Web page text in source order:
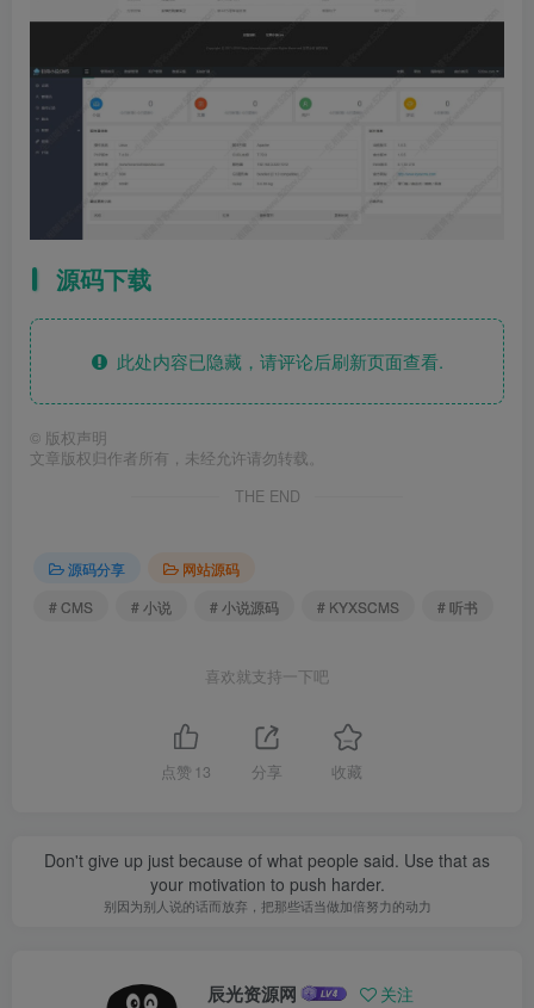
源码下载
此处内容已隐藏，请评论后刷新页面查看.
© 版权声明
文章版权归作者所有，未经允许请勿转载。
THE END
源码分享
网站源码
# CMS
# 小说 # 小说源码 # KYXSCMS # 听书
喜欢就支持一下吧
点赞 13 分享 收藏
Don't give up just because of what people said. Use that as
your motivation to push harder.
别因为别人说的话而放弃，把那些话当做加倍努力的动力
辰光资源网 关注